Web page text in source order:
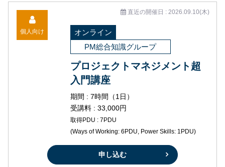
個人向け
オンライン
PM総合知識グループ
プロジェクトマネジメント超
入門講座
期間 : 7時間（1日）
受講料 : 33,000円
取得PDU : 7PDU
(Ways of Working: 6PDU, Power Skills: 1PDU)
直近の開催日 : 2026.09.10(木)
申し込む